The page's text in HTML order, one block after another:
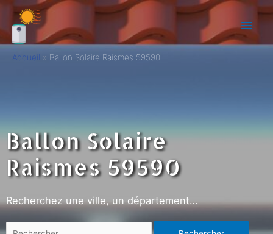
Accueil Ballon Solaire Raismes 59590
Ballon Solaire
Raismes 59590
Recherchez une ville, un département…